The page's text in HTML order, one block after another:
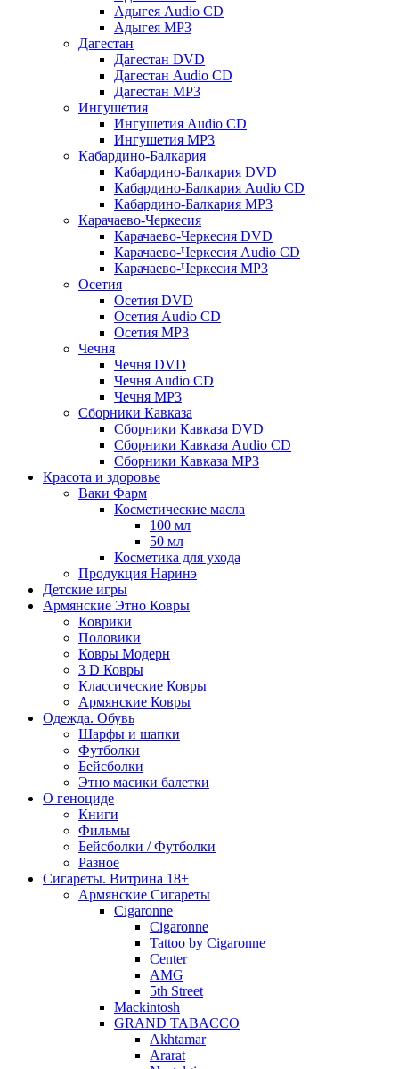
Адыгея Audio CD
Адыгея MP3
Дагестан
Дагестан DVD
Дагестан Audio CD
Дагестан MP3
Ингушетия
Ингушетия Audio CD
Ингушетия MP3
Кабардино-Балкария
Кабардино-Балкария DVD
Кабардино-Балкария Audio CD
Кабардино-Балкария MP3
Карачаево-Черкесия
Карачаево-Черкесия DVD
Карачаево-Черкесия Audio CD
Карачаево-Черкесия MP3
Осетия
Осетия DVD
Осетия Audio CD
Осетия MP3
Чечня
Чечня DVD
Чечня Audio CD
Чечня MP3
Сборники Кавказа
Сборники Кавказа DVD
Сборники Кавказа Audio CD
Сборники Кавказа MP3
Красота и здоровье
Ваки Фарм
Косметические масла
100 мл
50 мл
Косметика для ухода
Продукция Наринэ
Детские игры
Армянские Этно Ковры
Коврики
Половики
Ковры Модерн
3 D Ковры
Классические Ковры
Армянские Ковры
Одежда. Обувь
Шарфы и шапки
Футболки
Бейсболки
Этно масики балетки
О геноциде
Книги
Фильмы
Бейсболки / Футболки
Разное
Сигареты. Витрина 18+
Армянские Сигареты
Cigaronne
Cigaronne
Tattoo by Cigaronne
Center
AMG
5th Street
Mackintosh
GRAND TABACCO
Akhtamar
Ararat